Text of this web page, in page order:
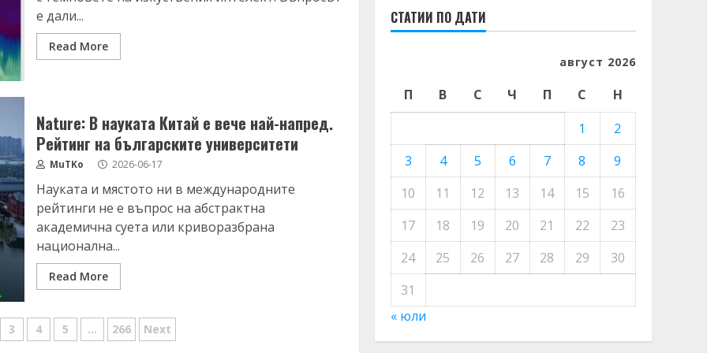
е дали...
Read More
Nature: В науката Китай е вече най-напред.
Рейтинг на българските университети
MuTKo 2026-06-17
Науката и мястото ни в международните
рейтинги не е въпрос на абстрактна
академична суета или криворазбрана
национална...
Read More
3 4 5 … 266 Next
СТАТИИ ПО ДАТИ
август 2026
П В С Ч П С
Н
1
2
3
4 5 6 7 8
9
10
11 12 13 14 15
16
17
18 19 20 21 22
23
24
25 26 27 28 29
30
31
« юли